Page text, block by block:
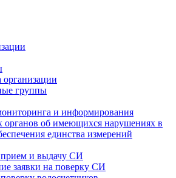
организации
группы
и информирования
органов об имеющихся нарушениях в
единства измерений
прием и выдачу СИ
заявки на поверку СИ